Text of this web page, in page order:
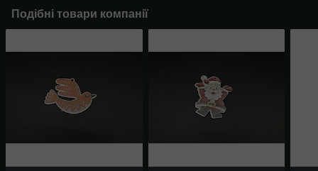
Подібні товари компанії